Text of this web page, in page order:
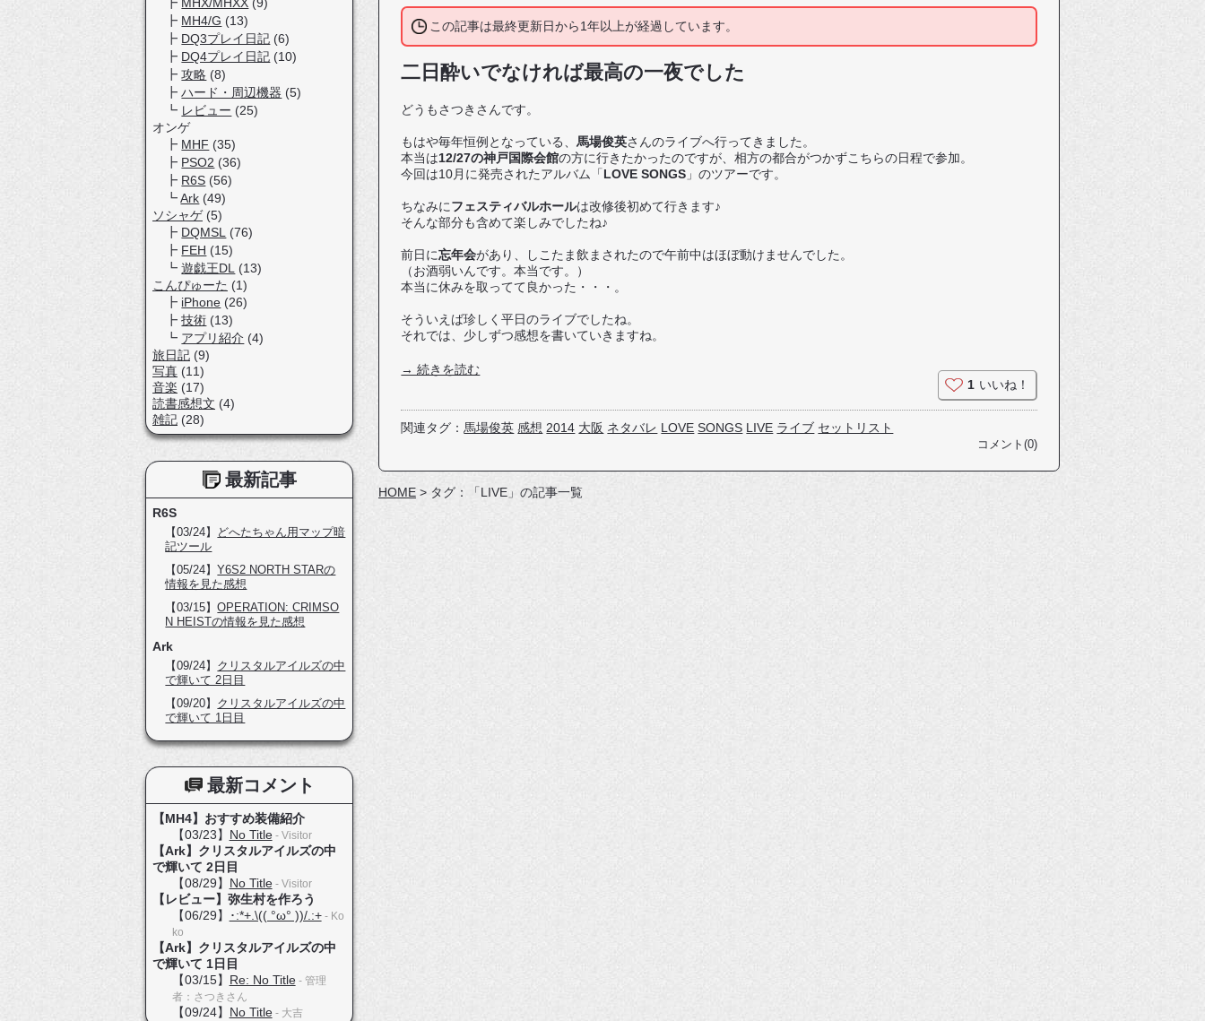
この記事は最終更新日から1年以上が経過しています。
二日酔いでなければ最高の一夜でした
どうもさつきさんです。
もはや毎年恒例となっている、馬場俊英さんのライブへ行ってきました。
本当は12/27の神戸国際会館の方に行きたかったのですが、相方の都合がつかずこちらの日程で参加。
今回は10月に発売されたアルバム「LOVE SONGS 」のツアーです。
ちなみにフェスティバルホールは改修後初めて行きます♪
そんな部分も含めて楽しみでしたね♪
前日に忘年会があり、しこたま飲まされたので午前中はほぼ動けませんでした。
（お酒弱いんです。本当です。）
本当に休みを取ってて良かった・・・。
そういえば珍しく平日のライブでしたね。
それでは、少しずつ感想を書いていきますね。
→ 続きを読む
1 いいね！
関連タグ： 馬場俊英 感想 2014 大阪 ネタバレ LOVE SONGS LIVE ライブ セットリスト
コメント(0)
HOME > タグ：「LIVE」の記事一覧
MH4/G (13)
DQ3プレイ日記 (6)
DQ4プレイ日記 (10)
攻略 (8)
ハード・周辺機器 (5)
レビュー (25)
オンゲ
MHF (35)
PSO2 (36)
R6S (56)
Ark (49)
ソシャゲ(5)
DQMSL
(76)
FEH (15)
遊戯王DL
(13)
こんぴゅーた (1)
iPhone (26)
技術 (13)
アプリ紹介 (4)
旅日記 (9)
写真 (11)
音楽 (17)
読書感想文 (4)
雑記 (28)
最新記事
R6S
【03/24】
どへたちゃん用マップ暗
記ツール
【05/24】Y6S2 NORTH STARの
情報を見た感想
【03/15】OPERATION: CRIMSO
N HEISTの情報を見た感想
Ark
【09/24】 クリスタルアイルズの中
で輝いて 2日目
【09/20】 クリスタルアイルズの中
で輝いて 1日目
最新コメント
【MH4】おすすめ装備紹介
【03/23】 No Title- Visitor
【Ark】クリスタルアイルズの中
で輝いて 2日目
【08/29】 No Title- Visitor
【レビュー】弥生村を作ろう
【06/29】
･:*+.\(( °ω° ))/.:+- Ko
ko
【Ark】クリスタルアイルズの中
で輝いて 1日目
【03/15】 Re: No Title- 管理
者：さつきさん
【09/24】 No Title- 大吉